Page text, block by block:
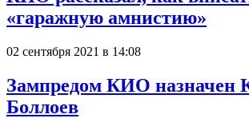
«гаражную амнистию»
02 сентября 2021 в 14:08
Зампредом КИО назначен
Боллоев